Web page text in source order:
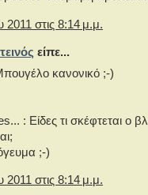
2011 στις 8:14 μ.μ.
είπε...
κανονικό ;-)
: Είδες τι σκέφτεται ο
;-)
2011 στις 8:14 μ.μ.